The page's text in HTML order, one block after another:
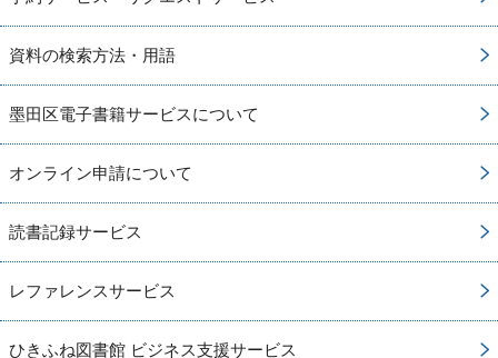
資料の検索方法・用語
墨田区電子書籍サービスについて
オンライン申請について
読書記録サービス
レファレンスサービス
ひきふね図書館 ビジネス支援サービス